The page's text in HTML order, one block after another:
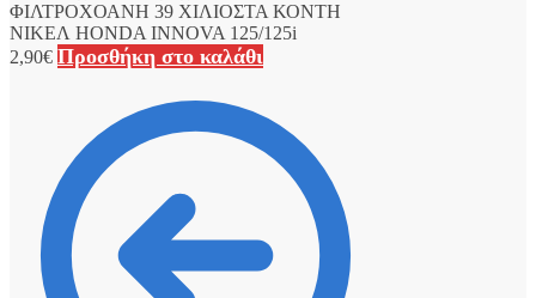
ΦΙΛΤΡΟΧΟΑΝΗ 39 ΧΙΛΙΟΣΤΑ ΚΟΝΤΗ
ΝΙΚΕΛ HONDA INNOVA 125/125i
2,90€ Προσθήκη στο καλάθι